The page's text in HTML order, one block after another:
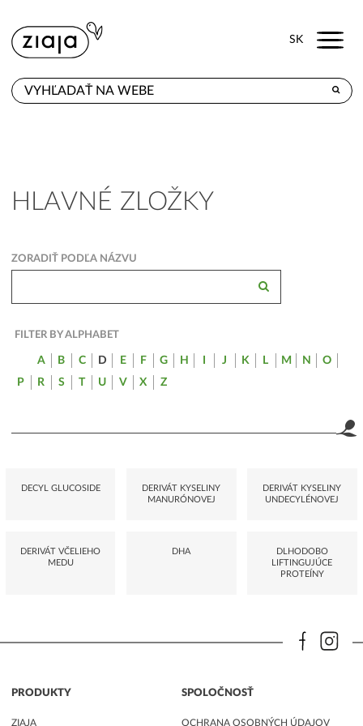
SK Menu
E-SHOP
HLAVNÉ ZLOŽKY
ZORADIŤ PODĽA NÁZVU
FILTER BY ALPHABET
A B C D E F G H J K L M N
O
P
R S T U V X Z
DECYL GLUCOSIDE
DERIVÁT KYSELINY
MANURÓNOVEJ
DERIVÁT KYSELINY
UNDECYLÉNOVEJ
DERIVÁT VČELIEHO
MEDU
DHA
DLHODOBO
LIFTINGUJÚCE
PROTEÍNY
PRODUKTY
ZIAJA
SPOLOČNOSŤ
OCHRANA OSOBNÝCH ÚDAJOV